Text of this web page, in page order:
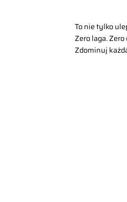
To nie tylko
Zero laga.
Zdominuj